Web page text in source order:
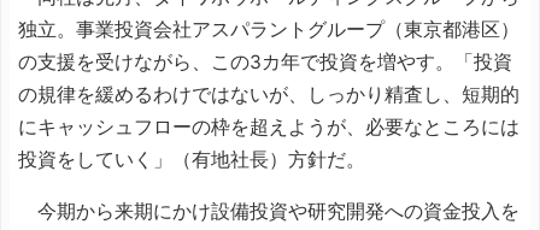
独立。事業投資会社アスパラントグループ（東京都港区）
の支援を受けながら、この3カ年で投資を増やす。「投資
の規律を緩めるわけではないが、しっかり精査し、短期的
にキャッシュフローの枠を超えようが、必要なところには
投資をしていく」（有地社長）方針だ。
今期から来期にかけ設備投資や研究開発への資金投入を